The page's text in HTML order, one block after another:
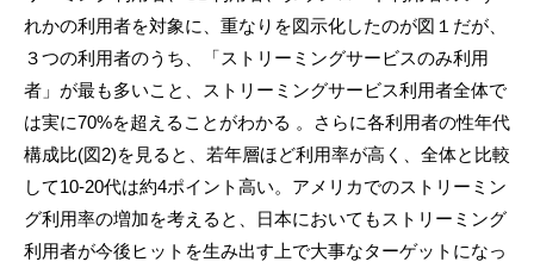
れかの利用者を対象に、重なりを図示化したのが図１だが、
３つの利用者のうち、「ストリーミングサービスのみ利用
者」が最も多いこと、ストリーミングサービス利用者全体で
は実に70%を超えることがわかる 。さらに各利用者の性年代
構成比(図2)を見ると、若年層ほど利用率が高く、全体と比較
して10-20代は約4ポイント高い。アメリカでのストリーミン
グ利用率の増加を考えると、日本においてもストリーミング
利用者が今後ヒットを生み出す上で大事なターゲットになっ